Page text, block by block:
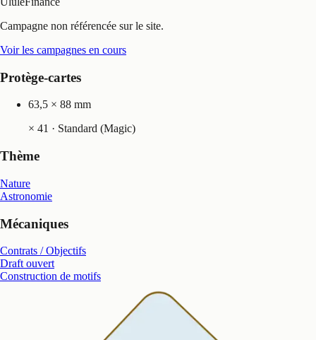
Campagne non référencée sur le site.
Voir les campagnes en cours
Protège-cartes
63,5 × 88 mm
× 41 · Standard (Magic)
Thème
Nature
Astronomie
Mécaniques
Contrats / Objectifs
Draft ouvert
Construction de motifs